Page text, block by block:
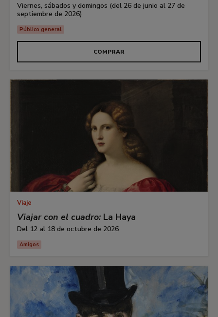
Viernes, sábados y domingos (del 26 de junio al 27 de
septiembre de 2026)
Público general
COMPRAR
Viaje
Viajar con el cuadro: La Haya
Del 12 al 18 de octubre de 2026
Amigos